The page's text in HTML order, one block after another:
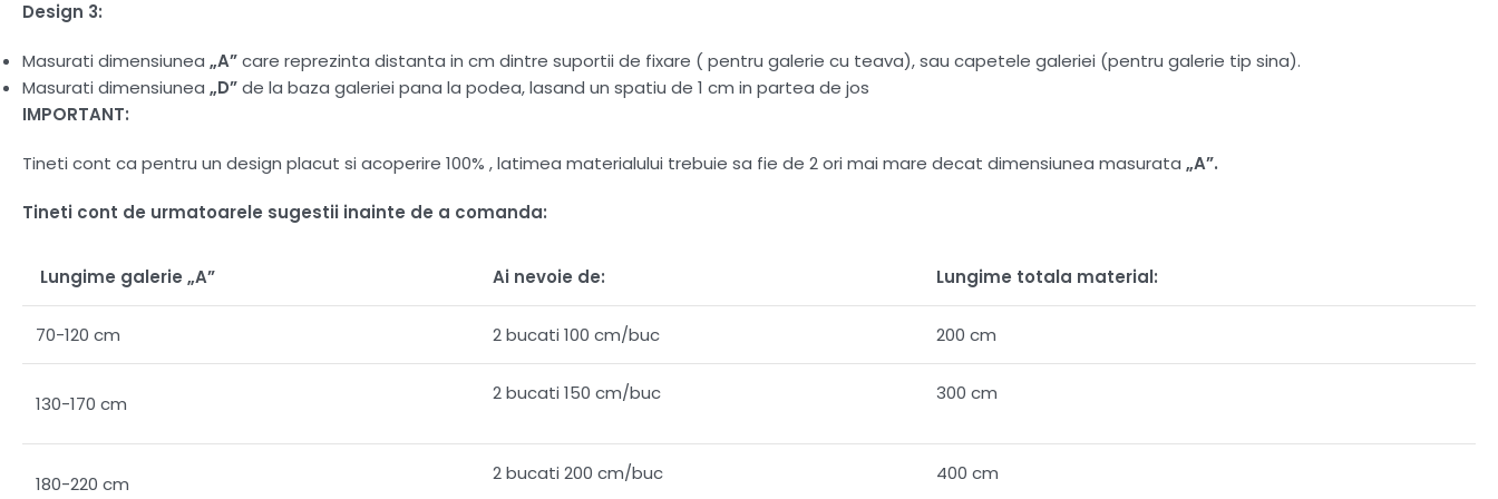
Design 3:
Masurati dimensiunea „A”care reprezinta distanta in cm dintre suportii de fixare ( pentru galerie cu teava), sau capetele galeriei (pentru galerie tip sina).
Masurati dimensiunea „D”de la baza galeriei pana la podea, lasand un spatiu de 1 cm in partea de jos
IMPORTANT:
Tineti cont ca pentru un design placut si acoperire 100% , latimea materialului trebuie sa fie de 2 ori mai mare decat dimensiunea masurata „A”.
Tineti cont de urmatoarele sugestii inainte de a comanda:
Lungime galerie „A” Ai nevoie de: Lungime totala material:
70-120 cm 2 bucati 100 cm/buc 200 cm
130-170 cm 2 bucati 150 cm/buc 300 cm
180-220 cm 2 bucati 200 cm/buc 400 cm